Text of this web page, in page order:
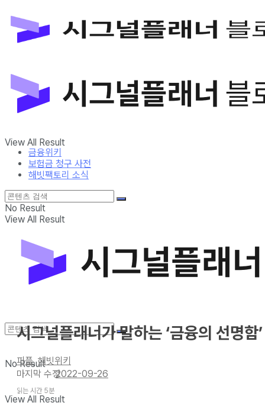
보험금 청구 사전
해빗팩토리 소식
View All Result
금융위키
보험금 청구 사전
해빗팩토리 소식
No Result
View All Result
No Result
View All Result
시그널플래너가 말하는 ‘금융의 선명함’
피플,해빗위키
2022-09-26
읽는 시간 5분